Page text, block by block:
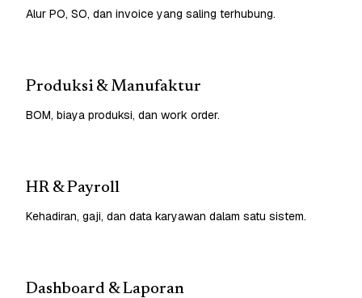
Alur PO, SO, dan invoice yang saling terhubung.
Produksi & Manufaktur
BOM, biaya produksi, dan work order.
HR & Payroll
Kehadiran, gaji, dan data karyawan dalam satu sistem.
Dashboard & Laporan